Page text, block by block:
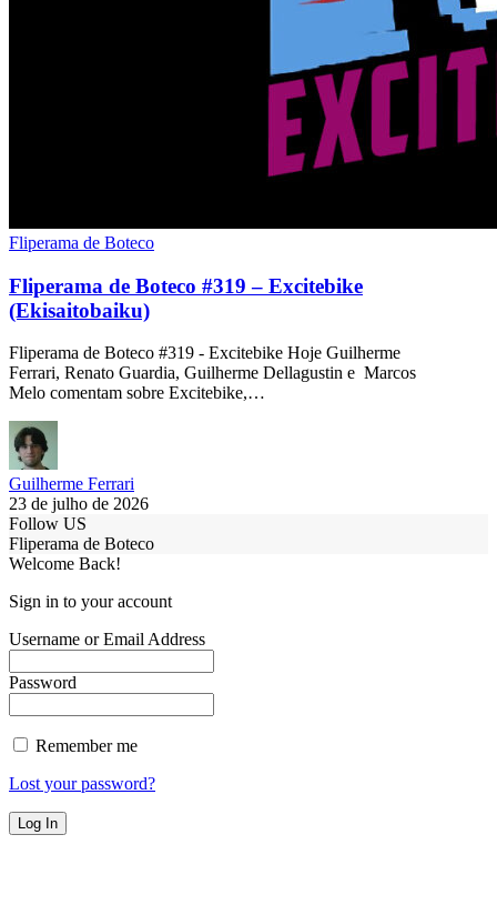
Fliperama de Boteco
Fliperama de Boteco #319 – Excitebike
(Ekisaitobaiku)
Fliperama de Boteco #319 - Excitebike Hoje Guilherme
Ferrari, Renato Guardia, Guilherme Dellagustin e Marcos
Melo comentam sobre Excitebike,…
Guilherme Ferrari
23 de julho de 2026
Follow US
Fliperama de Boteco
Welcome Back!
Sign in to your account
Username or Email Address
Password
Remember me
Lost your password?